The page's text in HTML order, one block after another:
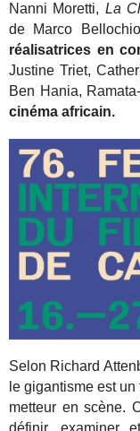
Nanni Moretti, La
de Marco
réalisatrices en
Justine Triet,
Ben Hania,
cinéma africain.
Selon Richard
le gigantisme est
metteur en scène.